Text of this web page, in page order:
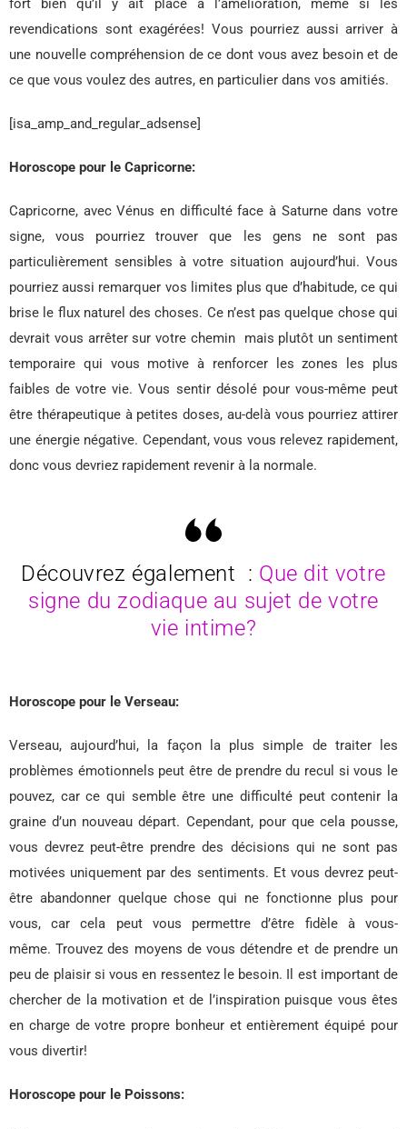
fort bien qu’il y ait place à l’amélioration, même si les
revendications sont exagérées! Vous pourriez aussi arriver à
une nouvelle compréhension de ce dont vous avez besoin et de
ce que vous voulez des autres, en particulier dans vos amitiés.
[isa_amp_and_regular_adsense]
Horoscope pour le Capricorne:
Capricorne, avec Vénus en difficulté face à Saturne dans votre
signe, vous pourriez trouver que les gens ne sont pas
particulièrement sensibles à votre situation aujourd’hui. Vous
pourriez aussi remarquer vos limites plus que d’habitude, ce qui
brise le flux naturel des choses. Ce n’est pas quelque chose qui
devrait vous arrêter sur votre chemin mais plutôt un sentiment
temporaire qui vous motive à renforcer les zones les plus
faibles de votre vie. Vous sentir désolé pour vous-même peut
être thérapeutique à petites doses, au-delà vous pourriez attirer
une énergie négative. Cependant, vous vous relevez rapidement,
donc vous devriez rapidement revenir à la normale.
Découvrez également : Que dit votre
signe du zodiaque au sujet de votre
vie intime?
Horoscope pour le Verseau:
Verseau, aujourd’hui, la façon la plus simple de traiter les
problèmes émotionnels peut être de prendre du recul si vous le
pouvez, car ce qui semble être une difficulté peut contenir la
graine d’un nouveau départ. Cependant, pour que cela pousse,
vous devrez peut-être prendre des décisions qui ne sont pas
motivées uniquement par des sentiments. Et vous devrez peut-
être abandonner quelque chose qui ne fonctionne plus pour
vous, car cela peut vous permettre d’être fidèle à vous-
même. Trouvez des moyens de vous détendre et de prendre un
peu de plaisir si vous en ressentez le besoin. Il est important de
chercher de la motivation et de l’inspiration puisque vous êtes
en charge de votre propre bonheur et entièrement équipé pour
vous divertir!
Horoscope pour le Poissons: